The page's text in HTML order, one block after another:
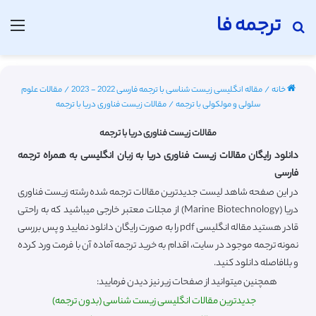
ترجمه فا
جستجو برای
خانه/مقاله انگلیسی زیست شناسی با ترجمه فارسی 2022 - 2023 /مقالات علوم
سلولی و مولکولی با ترجمه/مقالات زیست فناوری دریا با ترجمه
مقالات زیست فناوری دریا با ترجمه
دانلود رایگان مقالات زیست فناوری دریا به زبان انگلیسی به همراه ترجمه
فارسی
در این صفحه شاهد لیست جدیدترین مقالات ترجمه شده رشته زیست فناوری
دریا (Marine Biotechnology) از مجلات معتبر خارجی میباشید که به راحتی
قادر هستید مقاله انگلیسی pdf را به صورت رایگان دانلود نمایید و پس بررسی
نمونه ترجمه موجود در سایت، اقدام به خرید ترجمه آماده آن با فرمت ورد کرده
و بلافاصله دانلود کنید.
همچنین میتوانید از صفحات زیر نیز دیدن فرمایید:
جدیدترین مقالات انگلیسی زیست شناسی (بدون ترجمه)